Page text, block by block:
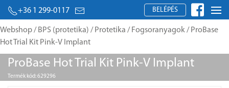
+36 1 299-0117 BELÉPÉS
Webshop/ BPS (protetika) / Protetika / Fogsoranyagok/ ProBase
Hot Trial Kit Pink-V Implant
ProBase Hot Trial Kit Pink-V Implant
Termék kód: 629296